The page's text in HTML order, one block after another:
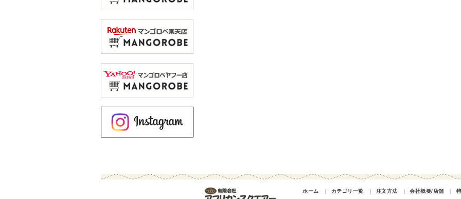
ホーム ｜ カテゴリ一覧 ｜ 注文方法 ｜ 会社概要/店舗 ｜